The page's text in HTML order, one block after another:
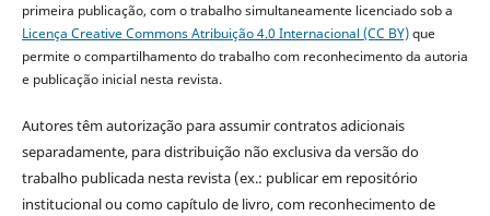
primeira publicação, com o trabalho simultaneamente licenciado sob a
Licença Creative Commons Atribuição 4.0 Internacional (CC BY)que
permite o compartilhamento do trabalho com reconhecimento da autoria
e publicação inicial nesta revista.
Autores têm autorização para assumir contratos adicionais
separadamente, para distribuição não exclusiva da versão do
trabalho publicada nesta revista (ex.: publicar em repositório
institucional ou como capítulo de livro, com reconhecimento de